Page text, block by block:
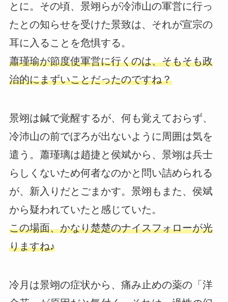
とに。その頃、景翊らが冷沛山の軍営に行っ
たとの知らせを受けた景致は、それが宣宗の
耳に入ることを危惧する。
蕭瑾瑜が節度使軍営に行くのは、そもそも政
治的にまずいことだったのですね？
景翊は鍼で覚醒するが、何も覚えておらず、
冷沛山の前でぼろが出ないように周囲は気を
遣う。蕭瑾璃は趙捷と侯斌から、景翊は兵士
らしくないため何者なのかと問い詰められる
が、新入りだとごまかす。景翊もまた、侯斌
から疑われていたと感じていた。
この場面、かなり楚楚のナイスフォローが光
りますね♪
冷月は景翊の症状から、痛み止めの薬の「洋